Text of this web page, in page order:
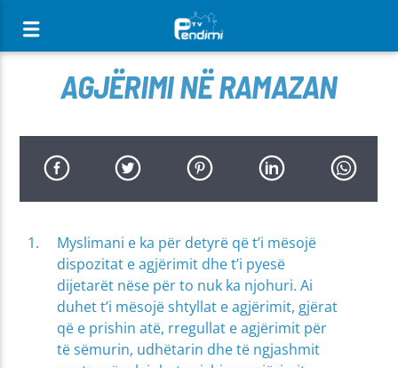
AGJËRIMI NË RAMAZAN
Myslimani e ka për detyrë që t’i mësojë
dispozitat e agjërimit dhe t’i pyesë
dijetarët nëse për to nuk ka njohuri. Ai
duhet t’i mësojë shtyllat e agjërimit, gjërat
që e prishin atë, rregullat e agjërimit për
të sëmurin, udhëtarin dhe të ngjashmit